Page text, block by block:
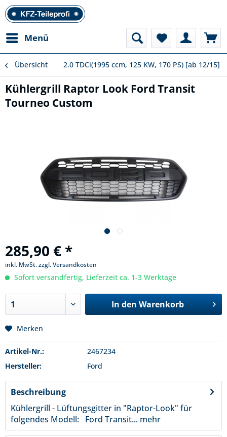
Menü
Übersicht 2.0 TDCi(1995 ccm, 125 KW, 170 PS) [ab 12/15]
Kühlergrill Raptor Look Ford Transit
Tourneo Custom
285,90 € *
inkl. MwSt.zzgl. Versandkosten
Sofort versandfertig, Lieferzeit ca. 1-3 Werktage
In den Warenkorb
Merken
Artikel-Nr.:
2467234
Hersteller:
Ford
Beschreibung
Kühlergrill - Lüftungsgitter in "Raptor-Look" für
folgendes Modell: Ford Transit... mehr